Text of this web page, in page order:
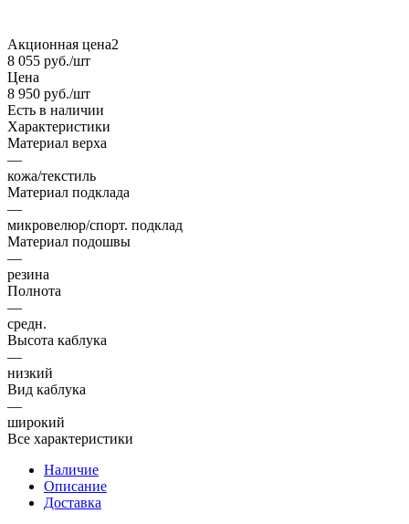
Акционная цена2
8 055 руб./шт
Цена
8 950 руб./шт
Есть в наличии
Характеристики
Материал верха
—
кожа/текстиль
Материал подклада
—
микровелюр/спорт. подклад
Материал подошвы
—
резина
Полнота
—
средн.
Высота каблука
—
низкий
Вид каблука
—
широкий
Все характеристики
Наличие
Описание
Доставка